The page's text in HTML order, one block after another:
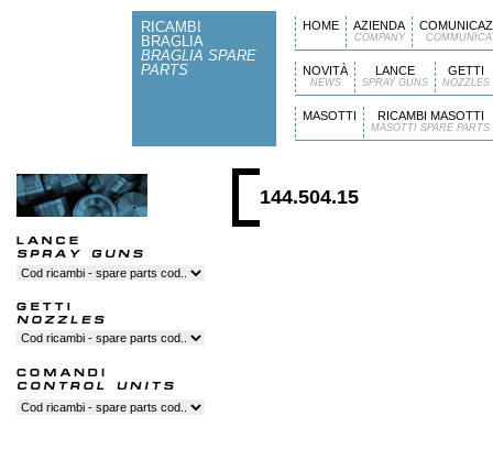
RICAMBI
BRAGLIA
BRAGLIA SPARE
PARTS
HOME AZIENDA
COMPANY
NOVITÀ
NEWS
LANCE
SPRAY GUNS
GETTI
NOZZLES
MASOTTI RICAMBI MASOTTI
MASOTTI SPARE PARTS
144.504.15